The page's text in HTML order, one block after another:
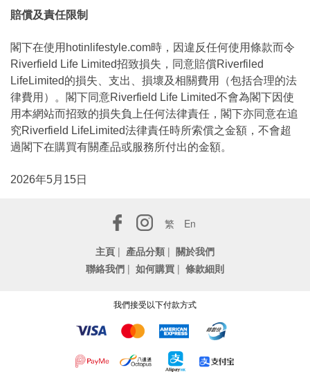
賠償及責任限制
閣下在使用hotinlifestyle.com時，因違反任何使用條款而令
Riverfield Life Limited招致損失，同意賠償Riverfiled
LifeLimited的損失、支出、損壞及相關費用（包括合理的法
律費用）。閣下同意Riverfield Life Limited不會為閣下因使
用本網站而招致的損失負上任何法律責任，閣下亦同意在追
究Riverfield LifeLimited法律責任時所索償之金額，不會超
過閣下在購買有關產品或服務所付出的金額。
2026年5月15日
繁
En
主頁 | 產品分類 | 關於我們
聯絡我們 | 如何購買 | 條款細則
我們接受以下付款方式